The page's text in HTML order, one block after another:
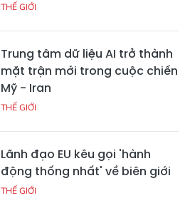
THẾ GIỚI
Trung tâm dữ liệu AI trở thành
mặt trận mới trong cuộc chiến
Mỹ - Iran
THẾ GIỚI
Lãnh đạo EU kêu gọi 'hành
động thống nhất' về biên giới
THẾ GIỚI